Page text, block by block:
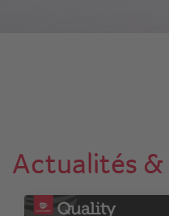
Actualités &